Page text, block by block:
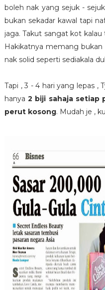
boleh nak yang sejuk -
bukan sekadar kawal tapi
jaga. Takut sangat kot
Hakikatnya memang
nak solid seperti sediakala
Tapi , 3 - 4 hari yang lepas ,
hanya2 biji sahaja setiap
perut kosong. Mudah je ,